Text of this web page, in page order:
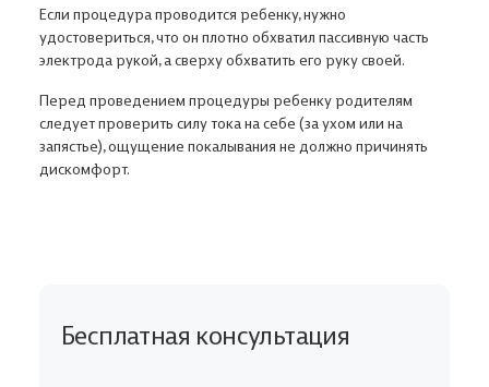
Если процедура проводится ребенку, нужно
удостовериться, что он плотно обхватил пассивную часть
электрода рукой, а сверху обхватить его руку своей.
Перед проведением процедуры ребенку родителям
следует проверить силу тока на себе (за ухом или на
запястье), ощущение покалывания не должно причинять
дискомфорт.
Бесплатная консультация